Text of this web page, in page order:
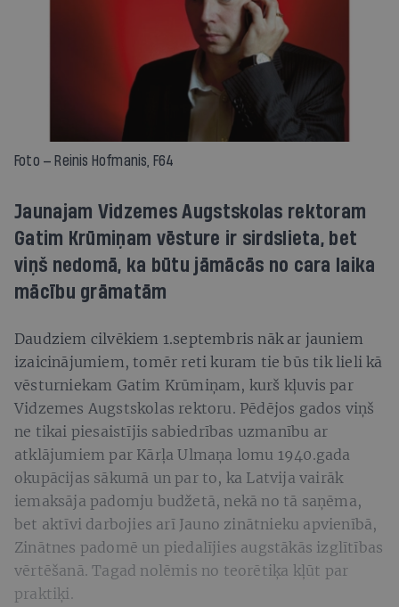
Foto — Reinis Hofmanis, F64
Jaunajam Vidzemes Augstskolas rektoram
Gatim Krūmiņam vēsture ir sirdslieta, bet
viņš nedomā, ka būtu jāmācās no cara laika
mācību grāmatām
Daudziem cilvēkiem 1.septembris nāk ar jauniem
izaicinājumiem, tomēr reti kuram tie būs tik lieli kā
vēsturniekam Gatim Krūmiņam, kurš kļuvis par
Vidzemes Augstskolas rektoru. Pēdējos gados viņš
ne tikai piesaistījis sabiedrības uzmanību ar
atklājumiem par Kārļa Ulmaņa lomu 1940.gada
okupācijas sākumā un par to, ka Latvija vairāk
iemaksāja padomju budžetā, nekā no tā saņēma,
bet aktīvi darbojies arī Jauno zinātnieku apvienībā,
Zinātnes padomē un piedalījies augstākās izglītības
vērtēšanā. Tagad nolēmis no teorētiķa kļūt par
praktiķi.